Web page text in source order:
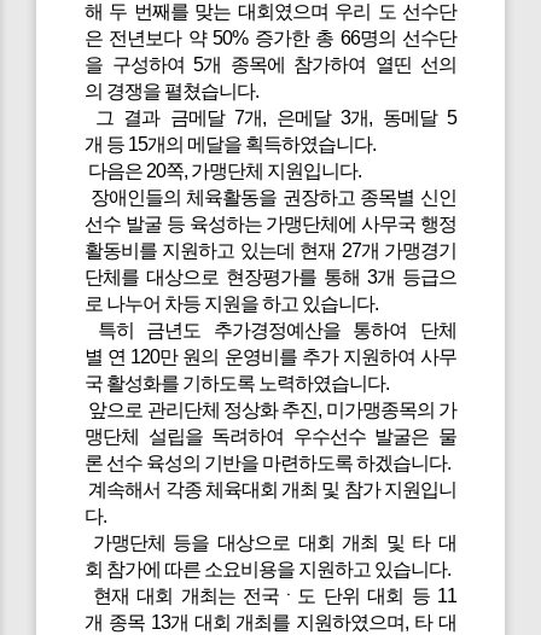
해 두 번째를 맞는 대회였으며 우리 도 선수단
은 전년보다 약 50% 증가한 총 66명의 선수단
을 구성하여 5개 종목에 참가하여 열띤 선의
의 경쟁을 펼쳤습니다.
그 결과 금메달 7개, 은메달 3개, 동메달 5
개 등 15개의 메달을 획득하였습니다.
다음은 20쪽, 가맹단체 지원입니다.
장애인들의 체육활동을 권장하고 종목별 신인
선수 발굴 등 육성하는 가맹단체에 사무국 행정
활동비를 지원하고 있는데 현재 27개 가맹경기
단체를 대상으로 현장평가를 통해 3개 등급으
로 나누어 차등 지원을 하고 있습니다.
특히 금년도 추가경정예산을 통하여 단체
별 연 120만 원의 운영비를 추가 지원하여 사무
국 활성화를 기하도록 노력하였습니다.
앞으로 관리단체 정상화 추진, 미가맹종목의 가
맹단체 설립을 독려하여 우수선수 발굴은 물
론 선수 육성의 기반을 마련하도록 하겠습니다.
계속해서 각종 체육대회 개최 및 참가 지원입니
다.
가맹단체 등을 대상으로 대회 개최 및 타 대
회 참가에 따른 소요비용을 지원하고 있습니다.
현재 대회 개최는 전국ㆍ도 단위 대회 등 11
개 종목 13개 대회 개최를 지원하였으며, 타 대